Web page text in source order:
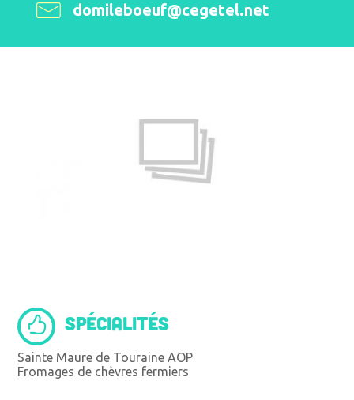
domileboeuf@cegetel.net
SPÉCIALITÉS
Sainte Maure de Touraine AOP
Fromages de chèvres fermiers